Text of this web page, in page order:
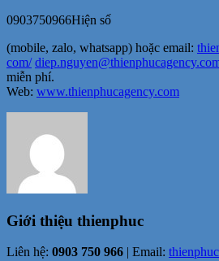
0903750966Hiện số
(mobile, zalo, whatsapp) hoặc email:
com/ diep.nguyen@
miễn phí.
Web: www.thienphucagency.com
Giới thiệu thienphuc
Liên hệ: 0903 750 966 | Email: